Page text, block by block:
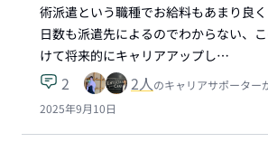
術派遣という職種でお給料もあまり良
日数も派遣先によるのでわからない、
けて将来的にキャリアアップし…
2 2人のキャリアサポーター
2025年9月10日